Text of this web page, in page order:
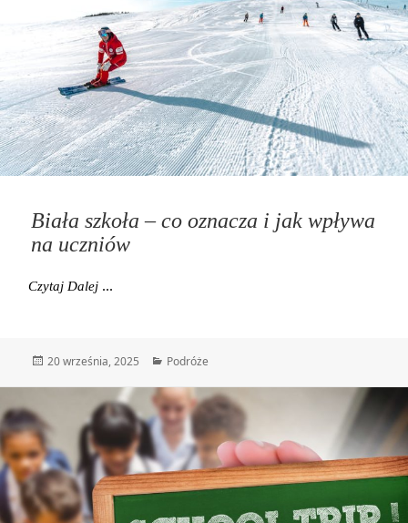
Biała szkoła – co oznacza i jak wpływa
na uczniów
Czytaj Dalej
Data
20 września, 2025 Kategorie
Podróże